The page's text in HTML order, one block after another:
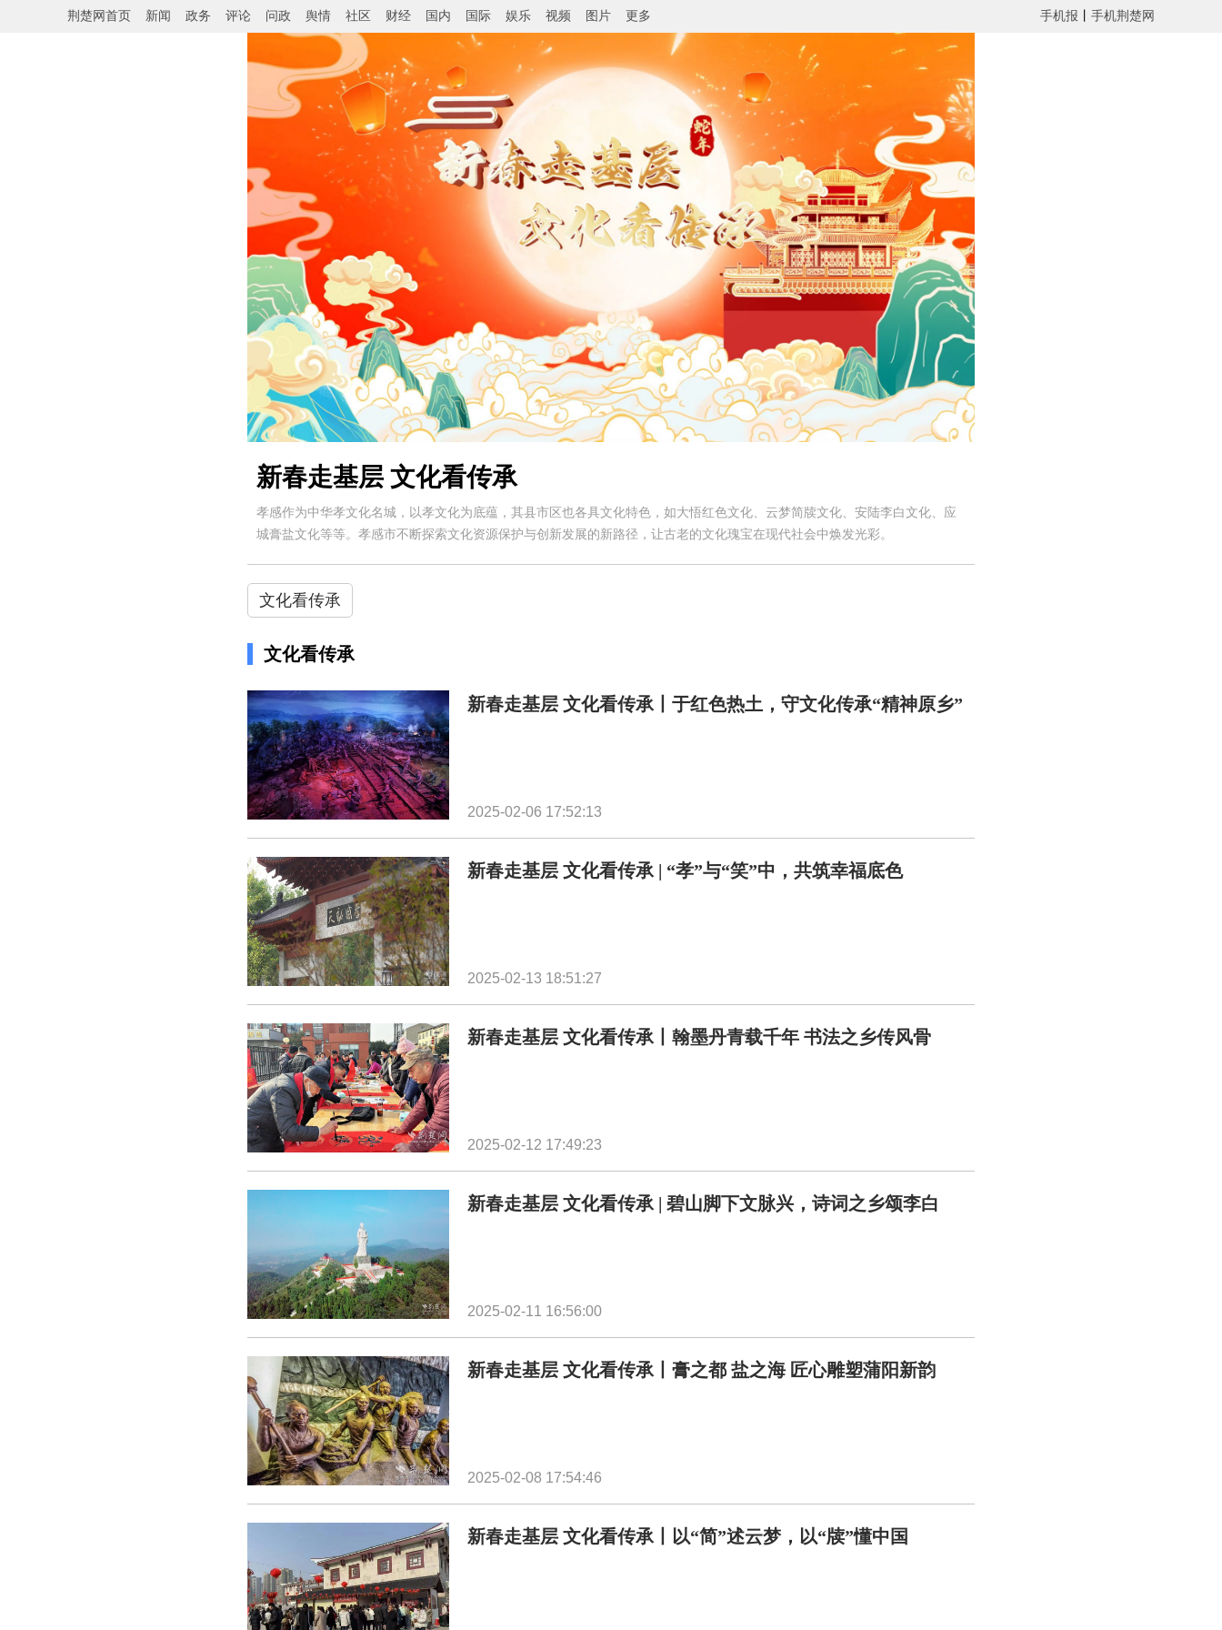
荆楚网首页 新闻 政务 评论 问政 舆情 社区 财经 国内 国际 娱乐 视频 图片 更多 手机报 手机荆楚网
新春走基层 文化看传承
孝感作为中华孝文化名城，以孝文化为底蕴，其县市区也各具文化特色，如大悟红色文化、云梦简牍文化、安陆李白文化、应
城膏盐文化等等。孝感市不断探索文化资源保护与创新发展的新路径，让古老的文化瑰宝在现代社会中焕发光彩。
文化看传承
文化看传承
新春走基层 文化看传承丨于红色热土，守文化传承“精神原乡”
2025-02-06 17:52:13
新春走基层 文化看传承 | “孝”与“笑”中，共筑幸福底色
2025-02-13 18:51:27
新春走基层 文化看传承丨​翰墨丹青载千年 书法之乡传风骨
2025-02-12 17:49:23
新春走基层 文化看传承 | 碧山脚下文脉兴，诗词之乡颂李白
2025-02-11 16:56:00
新春走基层 文化看传承丨膏之都 盐之海 匠心雕塑蒲阳新韵
2025-02-08 17:54:46
新春走基层 文化看传承丨以“简”述云梦，以“牍”懂中国